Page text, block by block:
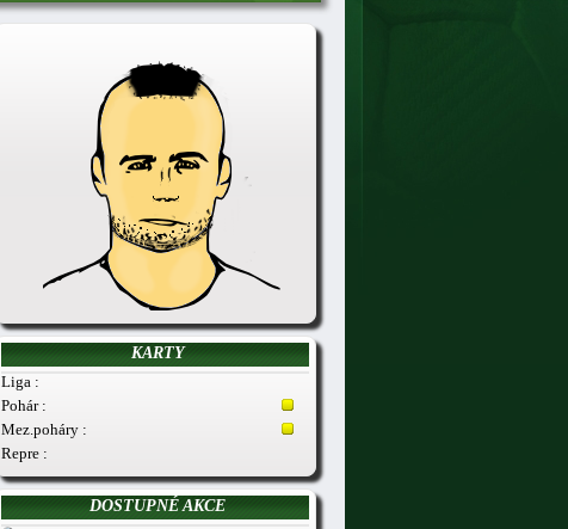
KARTY
Liga :
Pohár :
Mez.poháry :
Repre :
DOSTUPNÉ AKCE